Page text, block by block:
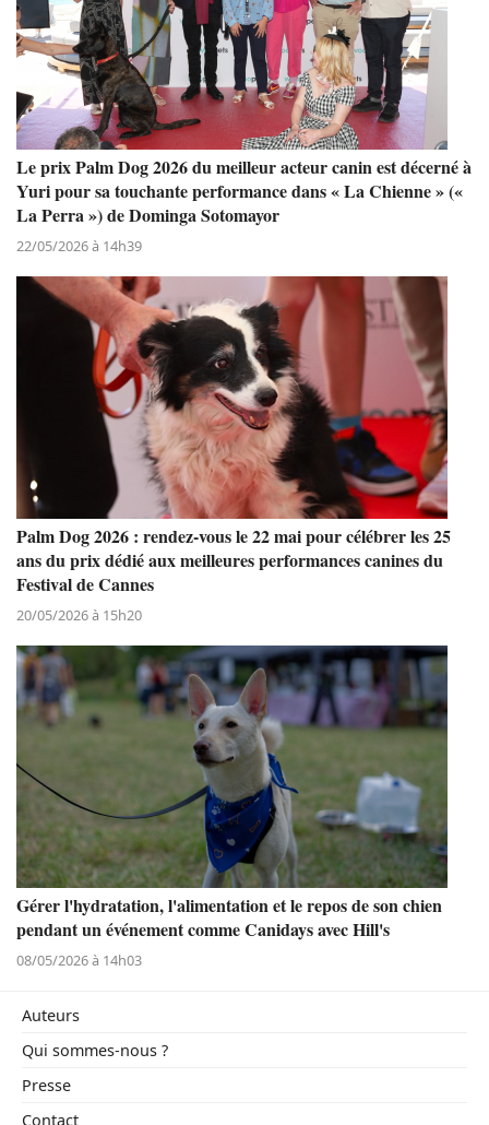
Le prix Palm Dog 2026 du meilleur acteur canin est décerné à
Yuri pour sa touchante performance dans « La Chienne » («
La Perra ») de Dominga Sotomayor
22/05/2026 à 14h39
Palm Dog 2026 : rendez-vous le 22 mai pour célébrer les 25
ans du prix dédié aux meilleures performances canines du
Festival de Cannes
20/05/2026 à 15h20
Gérer l'hydratation, l'alimentation et le repos de son chien
pendant un événement comme Canidays avec Hill's
08/05/2026 à 14h03
Auteurs
Qui sommes-nous ?
Presse
Contact